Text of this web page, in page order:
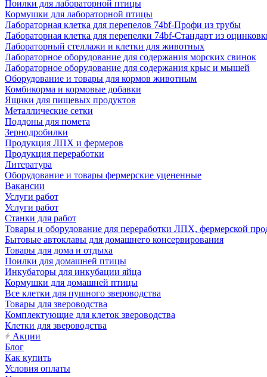
Поилки для лабораторной птицы
Кормушки для лабораторной птицы
Лабораторная клетка для перепелов 74bf-Профи из трубы
Лабораторная клетка для перепелки 74bf-Стандарт из
Лабораторный стеллажи и клетки для животных
Лабораторное оборудование для содержания морских свинок
Лабораторное оборудование для содержания крыс и мышей
Оборудование и товары для кормов животным
Комбикорма и кормовые добавки
Ящики для пищевых продуктов
Металлические сетки
Поддоны для помета
Зернодробилки
Продукция ЛПХ и фермеров
Продукция переработки
Литература
Оборудование и товары фермерские уцененные
Вакансии
Услуги работ
Услуги работ
Станки для работ
Товары и оборудование для переработки ЛПХ, фермерской
Бытовые автоклавы для домашнего консервирования
Товары для дома и отдыха
Поилки для домашней птицы
Инкубаторы для инкубации яйца
Кормушки для домашней птицы
Все клетки для пушного звероводства
Товары для звероводства
Комплектующие для клеток звероводства
Клетки для звероводства
Акции
Блог
Как купить
Условия оплаты